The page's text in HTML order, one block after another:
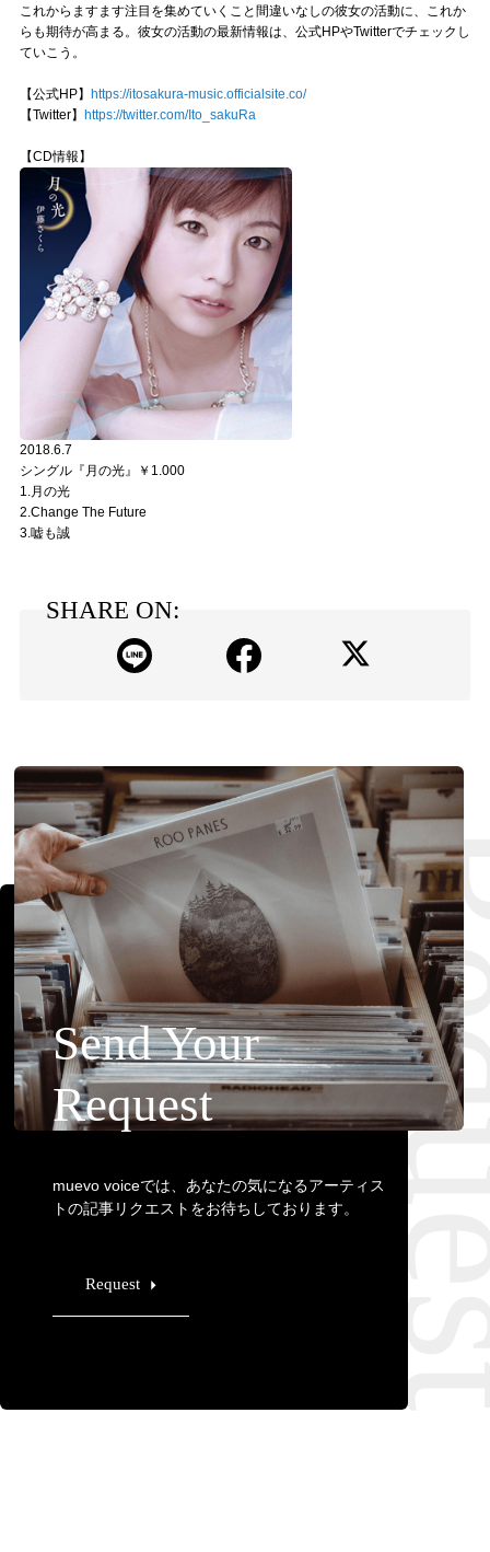
これからますます注目を集めていくこと間違いなしの彼女の活動に、これか
らも期待が高まる。彼女の活動の最新情報は、公式HPやTwitterでチェックし
ていこう。
【公式HP】 https://itosakura-music.officialsite.co/
【Twitter】 https://twitter.com/Ito_sakuRa
【CD情報】
2018.6.7
シングル『月の光』￥1.000
1.月の光
2.Change The Future
3.嘘も誠
SHARE ON:
Send Your
Request
muevo voiceでは、あなたの気になるアーティス
トの記事リクエストをお待ちしております。
Request